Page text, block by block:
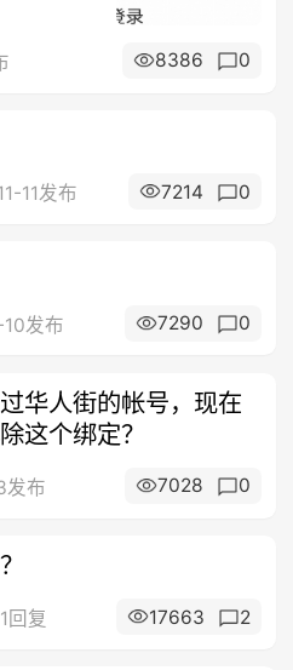
8386 0
11发布 7214 0
发布 7290 0
华人街的帐号，现在
这个绑定？
发布 7028 0
回复 17663 2